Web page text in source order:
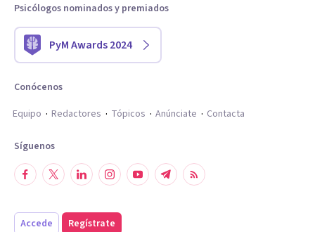
Psicólogos nominados y premiados
PyM Awards 2024
Conócenos
Equipo
Redactores Tópicos Anúnciate Contacta
Síguenos
Accede Regístrate